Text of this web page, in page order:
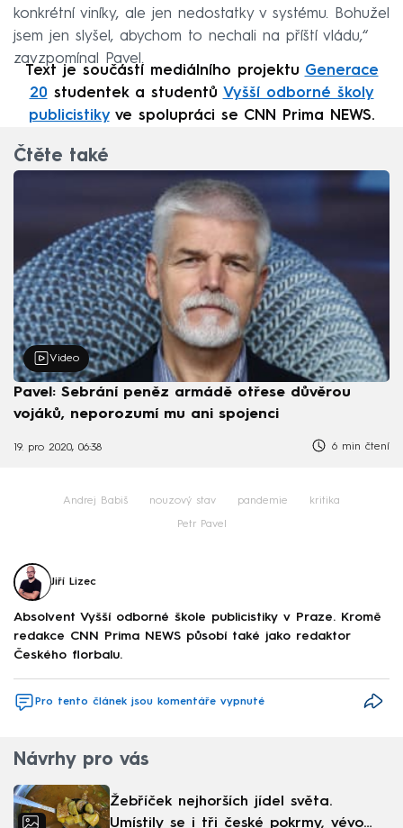
konkrétní viníky, ale jen nedostatky v systému. Bohužel
jsem jen slyšel, abychom to nechali na příští vládu,“
zavzpomínal Pavel.
Text je součástí mediálního projektu Generace
20 studentek a studentů Vyšší odborné školy
publicistikyve spolupráci se CNN Prima NEWS.
Čtěte také
Video
Pavel: Sebrání peněz armádě otřese důvěrou
vojáků, neporozumí mu ani spojenci
19. pro 2020, 06:38 6 min čtení
Andrej Babiš nouzový stav pandemie kritika
Petr Pavel
Jiří Lizec
Absolvent Vyšší odborné škole publicistiky v Praze. Kromě
redakce CNN Prima NEWS působí také jako redaktor
Českého florbalu.
Pro tento článek jsou komentáře vypnuté
Návrhy pro vás
Žebříček nejhorších jídel světa.
Umístily se i tři české pokrmy, vévodí